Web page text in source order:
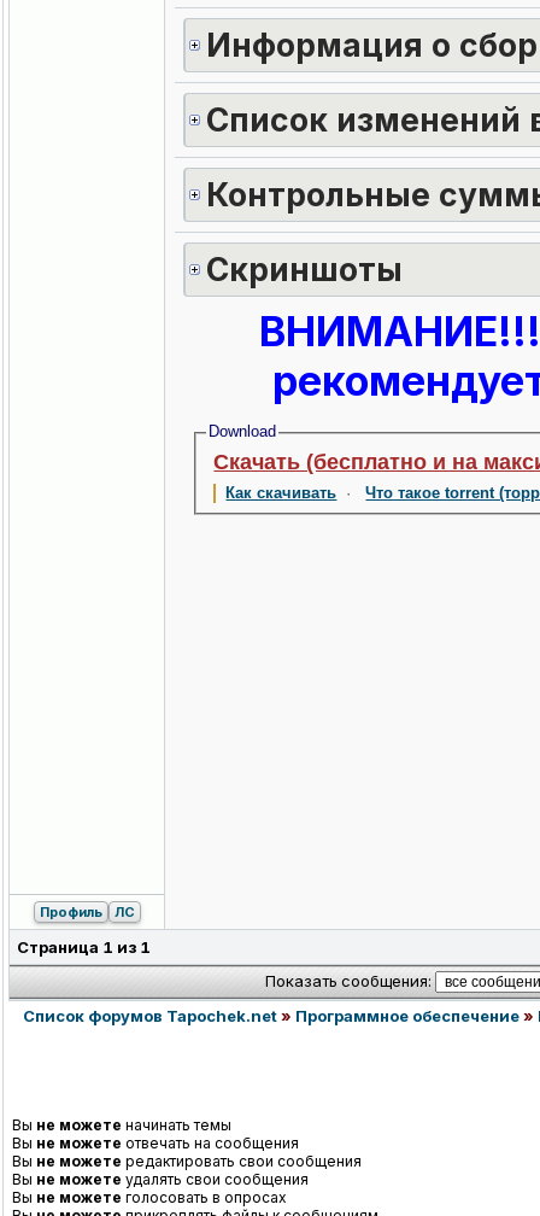
Информация о
Список изменений
Контрольные
Скриншоты
ВНИМАНИЕ!!!
Download
Скачать (бесплатно и на
Как скачивать ·Что такое torrent
Профиль ЛС
Страница 1 из 1
Показать сообщения:
Список форумов Tapochek.net» Программное обеспечение»
Вы не можете начинать темы
Вы не можете отвечать на сообщения
Вы не можете редактировать свои сообщения
Вы не можете удалять свои сообщения
Вы не можете голосовать в опросах